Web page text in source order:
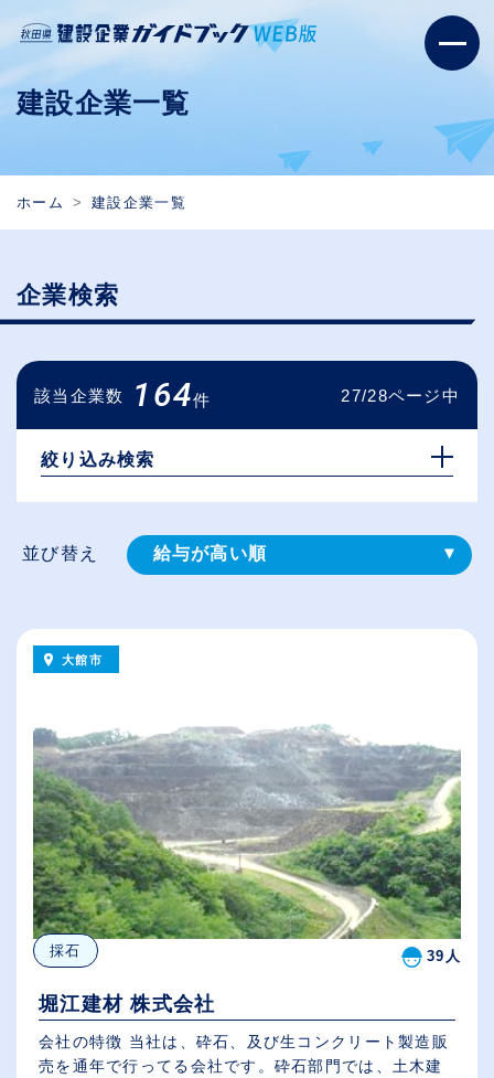
建設企業一覧
ホーム 建設企業一覧
企業検索
該当企業数 164件 27/28ページ中
絞り込み検索
並び替え 給与が高い順
大館市
採石 39人
堀江建材 株式会社
会社の特徴 当社は、砕石、及び生コンクリート製造販
売を通年で行ってる会社です。砕石部門では、土木建